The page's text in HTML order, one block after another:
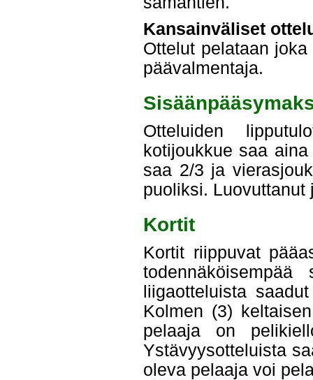
Kansainväliset
Ottelut pelataan
päävalmentaja.
Otteluiden
kotijoukkue saa
saa 2/3 ja
puoliksi. Luovuttanut
Kortit
Kortit riippuvat
liigaotteluista
Kolmen (3)
pelaaja on
Ystävyysotteluista
oleva pelaaja voi